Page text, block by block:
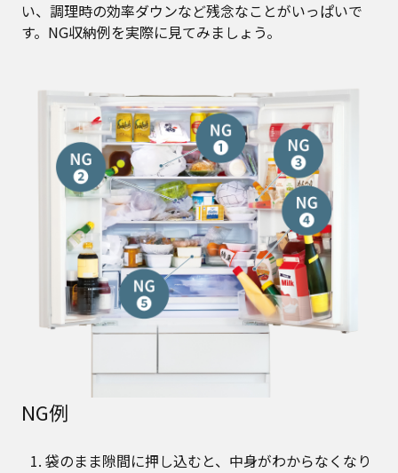
い、調理時の効率ダウンなど残念なことがいっぱいで
す。NG収納例を実際に見てみましょう。
NG例
袋のまま隙間に押し込むと、中身がわからなくなり